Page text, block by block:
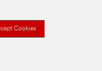
Cookies